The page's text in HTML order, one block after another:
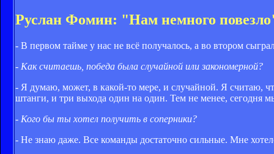
Руслан Фомин: "Нам немного
- В первом тайме у нас не всё получалось, а во втором
- Как считаешь, победа была случайной или закономерной?
- Я думаю, может, в какой-то мере, и случайной. Я считаю,
штанги, и три выхода один на один. Тем не менее, сегодня
- Кого бы ты хотел получить в соперники?
- Не знаю даже. Все команды достаточно сильные. Мне